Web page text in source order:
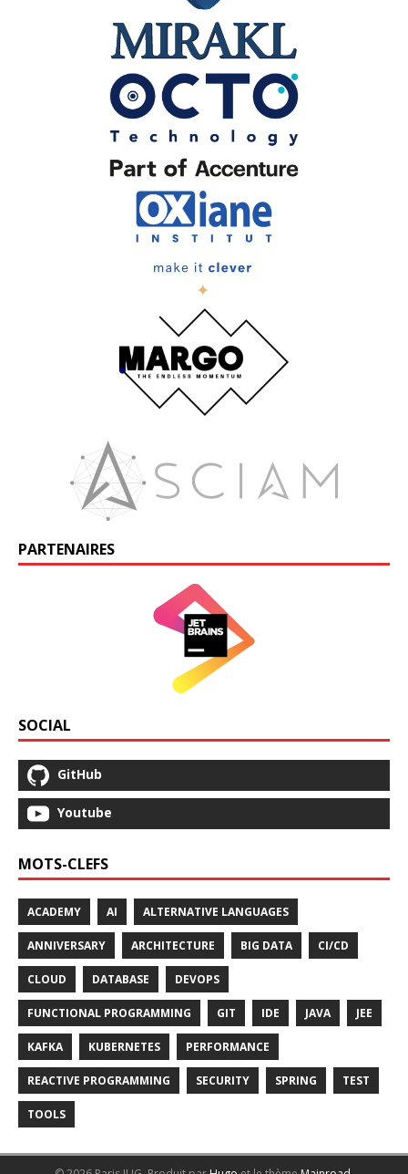
PARTENAIRES
SOCIAL
GitHub
Youtube
MOTS-CLEFS
ACADEMY AI ALTERNATIVE LANGUAGES
ANNIVERSARY ARCHITECTURE BIG DATA CI/CD
CLOUD DATABASE DEVOPS
FUNCTIONAL PROGRAMMING GIT IDE JAVA JEE
KAFKA KUBERNETES PERFORMANCE
REACTIVE PROGRAMMING SECURITY SPRING TEST
TOOLS